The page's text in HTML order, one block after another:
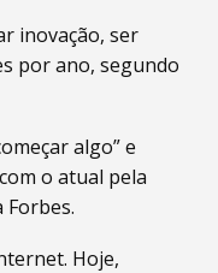
inovação, ser
por ano, segundo
algo” e
o atual pela
Forbes.
Hoje,